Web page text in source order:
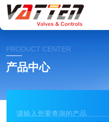
PRODUCT CENTER
产品中心